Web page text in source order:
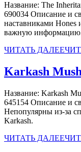
Название: The
690034 Описание и
наставниками Hones
важную
ЧИТАТЬ ДАЛЕЕ
Karkash
Название: Karkash
645154 Описание и
Непопулярны из-за
Karkash.
ЧИТАТЬ ДАЛЕЕ